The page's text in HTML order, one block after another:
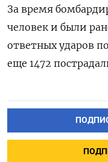
За время
человек и были
ответных ударов
еще 1472